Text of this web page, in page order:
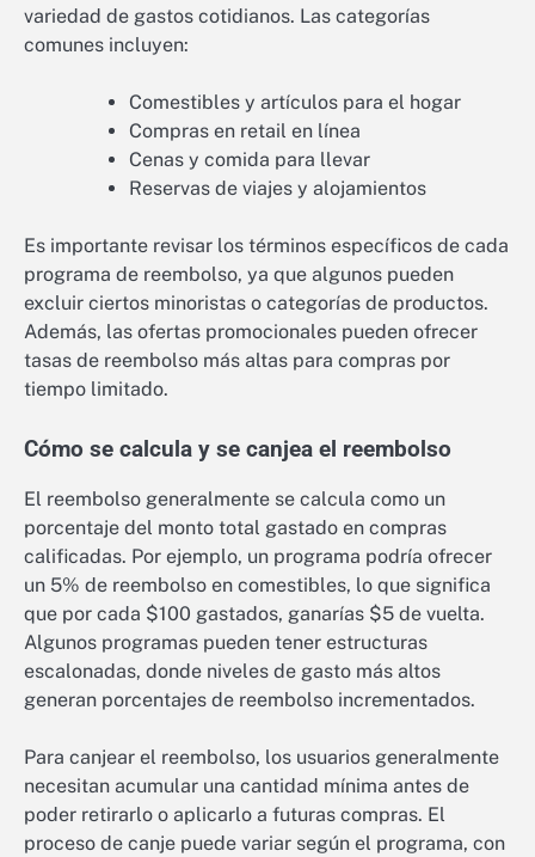
variedad de gastos cotidianos. Las categorías
comunes incluyen:
Comestibles y artículos para el hogar
Compras en retail en línea
Cenas y comida para llevar
Reservas de viajes y alojamientos
Es importante revisar los términos específicos de cada
programa de reembolso, ya que algunos pueden
excluir ciertos minoristas o categorías de productos.
Además, las ofertas promocionales pueden ofrecer
tasas de reembolso más altas para compras por
tiempo limitado.
Cómo se calcula y se canjea el reembolso
El reembolso generalmente se calcula como un
porcentaje del monto total gastado en compras
calificadas. Por ejemplo, un programa podría ofrecer
un 5% de reembolso en comestibles, lo que significa
que por cada $100 gastados, ganarías $5 de vuelta.
Algunos programas pueden tener estructuras
escalonadas, donde niveles de gasto más altos
generan porcentajes de reembolso incrementados.
Para canjear el reembolso, los usuarios generalmente
necesitan acumular una cantidad mínima antes de
poder retirarlo o aplicarlo a futuras compras. El
proceso de canje puede variar según el programa, con